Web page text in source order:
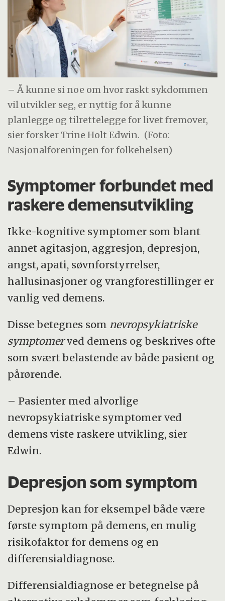
– Å kunne si noe om hvor raskt sykdommen
vil utvikler seg, er nyttig for å kunne
planlegge og tilrettelegge for livet fremover,
sier forsker Trine Holt Edwin. (Foto:
Nasjonalforeningen for folkehelsen)
Symptomer forbundet med
raskere demensutvikling
Ikke-kognitive symptomer som blant
annet agitasjon, aggresjon, depresjon,
angst, apati, søvnforstyrrelser,
hallusinasjoner og vrangforestillinger er
vanlig ved demens.
Disse betegnes som nevropsykiatriske
symptomerved demens og beskrives ofte
som svært belastende av både pasient og
pårørende.
– Pasienter med alvorlige
nevropsykiatriske symptomer ved
demens viste raskere utvikling, sier
Edwin.
Depresjon som symptom
Depresjon kan for eksempel både være
første symptom på demens, en mulig
risikofaktor for demens og en
differensialdiagnose.
Differensialdiagnose er betegnelse på